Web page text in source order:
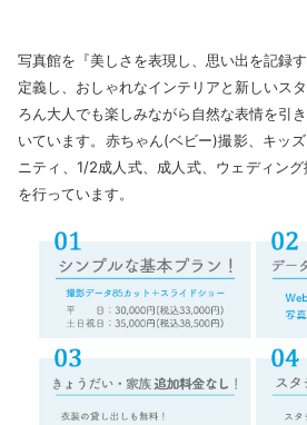
写真館を『美しさを表現し、思い出を記録
定義し、おしゃれなインテリアと新しいス
ろん大人でも楽しみながら自然な表情を引
いています。赤ちゃん(ベビー)撮影、キッ
ニティ、1/2成人式、成人式、ウェディン
を行っています。